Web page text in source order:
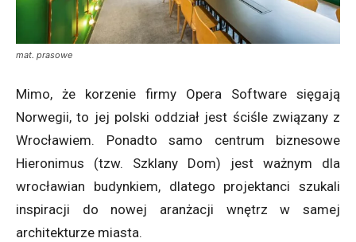
mat. prasowe
Mimo, że korzenie firmy Opera Software sięgają
Norwegii, to jej polski oddział jest ściśle związany z
Wrocławiem. Ponadto samo centrum biznesowe
Hieronimus (tzw. Szklany Dom) jest ważnym dla
wrocławian budynkiem, dlatego projektanci szukali
inspiracji do nowej aranżacji wnętrz w samej
architekturze miasta.